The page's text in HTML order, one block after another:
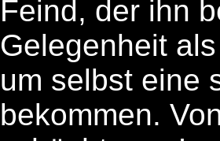
Feind, der ihn
Gelegenheit
um selbst eine
bekommen.